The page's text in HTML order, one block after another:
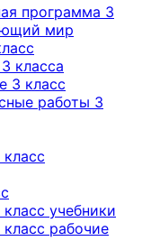
программа 3
мир
класса
3 класс
работы 3
учебники
рабочие